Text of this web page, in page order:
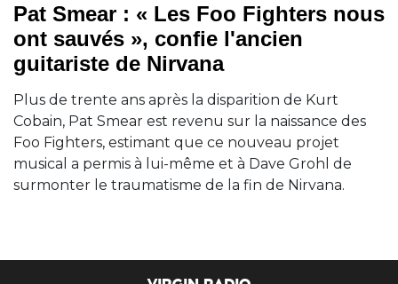
Pat Smear : « Les Foo Fighters nous
ont sauvés », confie l'ancien
guitariste de Nirvana
Plus de trente ans après la disparition de Kurt
Cobain, Pat Smear est revenu sur la naissance des
Foo Fighters, estimant que ce nouveau projet
musical a permis à lui-même et à Dave Grohl de
surmonter le traumatisme de la fin de Nirvana.